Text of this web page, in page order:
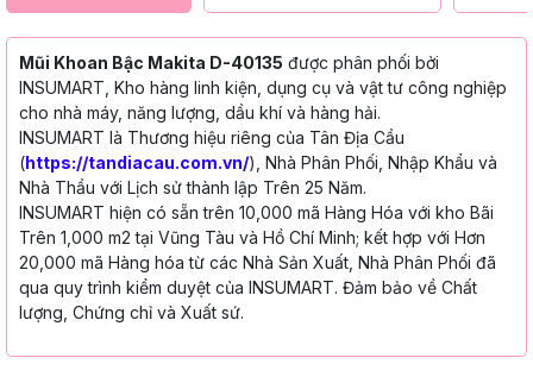
Mũi Khoan Bậc Makita D-40135 được phân phối bởi
INSUMART, Kho hàng linh kiện, dụng cụ và vật tư công nghiệp
cho nhà máy, năng lượng, dầu khí và hàng hải.
INSUMART là Thương hiệu riêng của Tân Địa Cầu
(https://tandiacau.com.vn/), Nhà Phân Phối, Nhập Khẩu và
Nhà Thầu với Lịch sử thành lập Trên 25 Năm.
INSUMART hiện có sẵn trên 10,000 mã Hàng Hóa với kho Bãi
Trên 1,000 m2 tại Vũng Tàu và Hồ Chí Minh; kết hợp với Hơn
20,000 mã Hàng hóa từ các Nhà Sản Xuất, Nhà Phân Phối đã
qua quy trình kiểm duyệt của INSUMART. Đảm bảo về Chất
lượng, Chứng chỉ và Xuất sứ.